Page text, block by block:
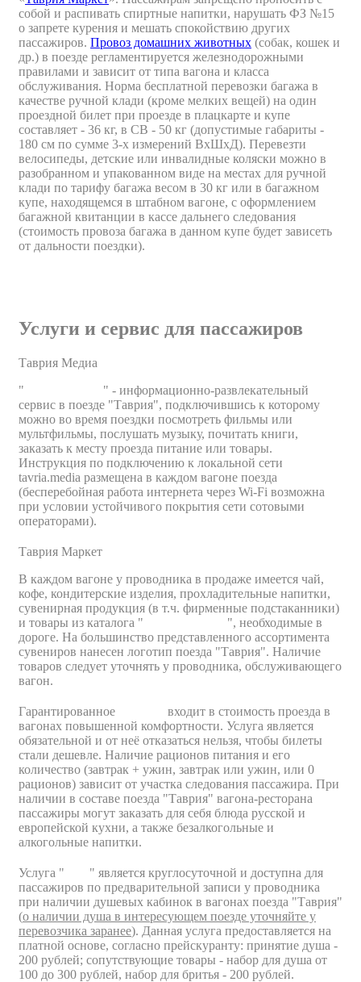
собой и распивать спиртные напитки, нарушать ФЗ №15
о запрете курения и мешать спокойствию других
пассажиров. Провоз домашних животных (собак, кошек и
др.) в поезде регламентируется железнодорожными
правилами и зависит от типа вагона и класса
обслуживания. Норма бесплатной перевозки багажа в
качестве ручной клади (кроме мелких вещей) на один
проездной билет при проезде в плацкарте и купе
составляет - 36 кг, в СВ - 50 кг (допустимые габариты -
180 см по сумме 3-х измерений ВxШxД). Перевезти
велосипеды, детские или инвалидные коляски можно в
разобранном и упакованном виде на местах для ручной
клади по тарифу багажа весом в 30 кг или в багажном
купе, находящемся в штабном вагоне, с оформлением
багажной квитанции в кассе дальнего следования
(стоимость провоза багажа в данном купе будет зависеть
от дальности поездки).
Услуги и сервис для пассажиров
Таврия Медиа
"
" - информационно-развлекательный
сервис в поезде "Таврия", подключившись к которому
можно во время поездки посмотреть фильмы или
мультфильмы, послушать музыку, почитать книги,
заказать к месту проезда питание или товары.
Инструкция по подключению к локальной сети
tavria.media размещена в каждом вагоне поезда
(бесперебойная работа интернета через Wi-Fi возможна
при условии устойчивого покрытия сети сотовыми
операторами).
Таврия Маркет
В каждом вагоне у проводника в продаже имеется чай,
кофе, кондитерские изделия, прохладительные напитки,
сувенирная продукция (в т.ч. фирменные подстаканники)
и товары из каталога "
", необходимые в
дороге. На большинство представленного ассортимента
сувениров нанесен логотип поезда "Таврия". Наличие
товаров следует уточнять у проводника, обслуживающего
вагон.
Гарантированное
входит в стоимость проезда в
вагонах повышенной комфортности. Услуга является
обязательной и от неё отказаться нельзя, чтобы билеты
стали дешевле. Наличие рационов питания и его
количество (завтрак + ужин, завтрак или ужин, или 0
рационов) зависит от участка следования пассажира. При
наличии в составе поезда "Таврия" вагона-ресторана
пассажиры могут заказать для себя блюда русской и
европейской кухни, а также безалкогольные и
алкогольные напитки.
Услуга "
" является круглосуточной и доступна для
пассажиров по предварительной записи у проводника
при наличии душевых кабинок в вагонах поезда "Таврия"
(о наличии душа в интересующем поезде уточняйте у
перевозчика заранее). Данная услуга предоставляется на
платной основе, согласно прейскуранту: принятие душа -
200 рублей; сопутствующие товары - набор для душа от
100 до 300 рублей, набор для бритья - 200 рублей.